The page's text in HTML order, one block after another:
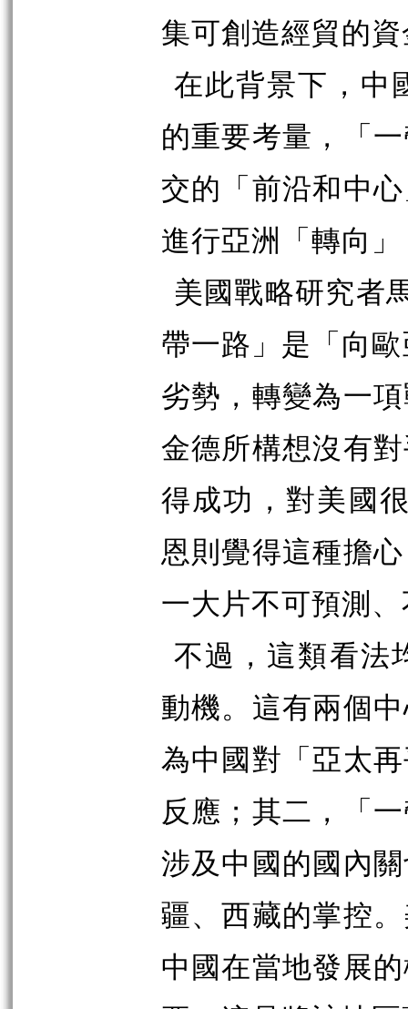
集可創造經貿的
在此背景下，中
的重要考量，「
交的「前沿和中
進行亞洲「轉向
美國戰略研究者
帶一路」是「向
劣勢，轉變為一
金德所構想沒有
得成功，對美國
恩則覺得這種擔
一大片不可預測
不過，這類看法
動機。這有兩個
為中國對「亞太
反應；其二，「
涉及中國的國內
疆、西藏的掌控
中國在當地發展